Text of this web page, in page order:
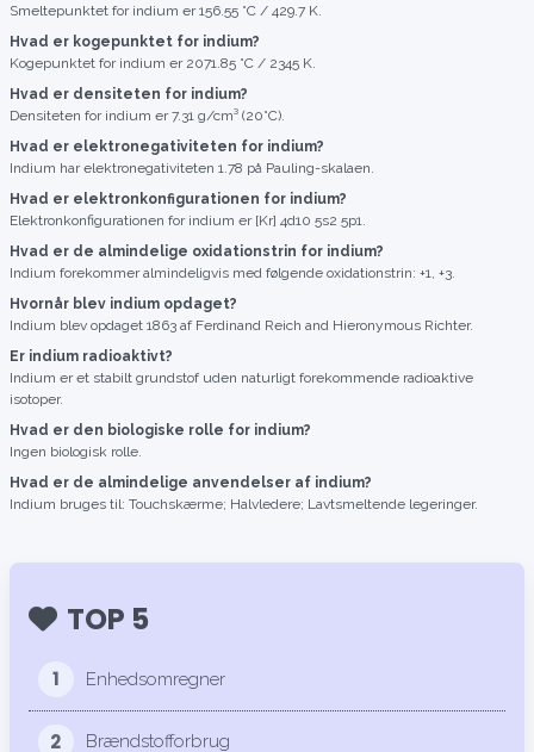
Smeltepunktet for indium er 156.55 °C / 429.7 K.
Hvad er kogepunktet for indium?
Kogepunktet for indium er 2071.85 °C / 2345 K.
Hvad er densiteten for indium?
Densiteten for indium er 7.31 g/cm³ (20°C).
Hvad er elektronegativiteten for indium?
Indium har elektronegativiteten 1.78 på Pauling-skalaen.
Hvad er elektronkonfigurationen for indium?
Elektronkonfigurationen for indium er [Kr] 4d10 5s2 5p1.
Hvad er de almindelige oxidationstrin for indium?
Indium forekommer almindeligvis med følgende oxidationstrin: +1, +3.
Hvornår blev indium opdaget?
Indium blev opdaget 1863 af Ferdinand Reich and Hieronymous Richter.
Er indium radioaktivt?
Indium er et stabilt grundstof uden naturligt forekommende radioaktive
isotoper.
Hvad er den biologiske rolle for indium?
Ingen biologisk rolle.
Hvad er de almindelige anvendelser af indium?
Indium bruges til: Touchskærme; Halvledere; Lavtsmeltende legeringer.
TOP 5
1 Enhedsomregner
2 Brændstofforbrug